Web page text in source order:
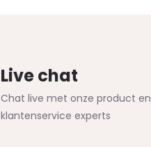
Live chat
Chat live met onze product en
klantenservice experts